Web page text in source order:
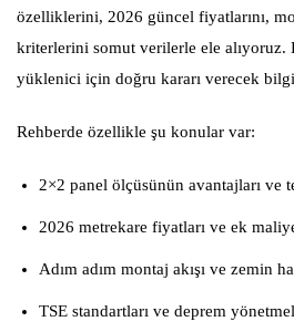
özelliklerini, 2026 güncel fiyatlarını,
kriterlerini somut verilerle ele alıyoruz.
yüklenici için doğru kararı verecek
Rehberde özellikle şu konular var:
2×2 panel ölçüsünün avantajları ve
2026 metrekare fiyatları ve ek
Adım adım montaj akışı ve zemin
TSE standartları ve deprem